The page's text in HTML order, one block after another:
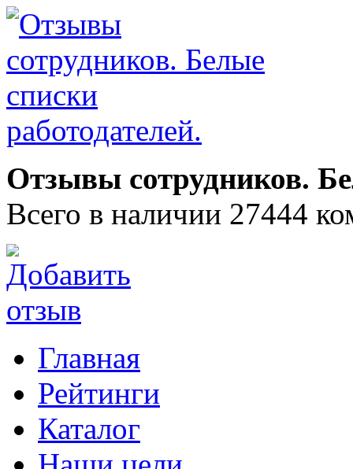
Отзывы сотрудников.
Всего в наличии 27444
Главная
Рейтинги
Каталог